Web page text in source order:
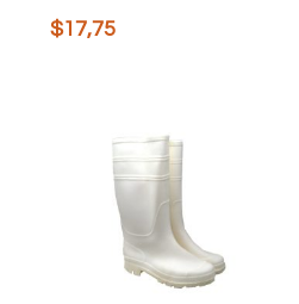
$17,75